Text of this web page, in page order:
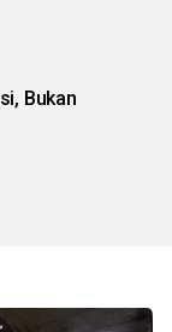
Bukan